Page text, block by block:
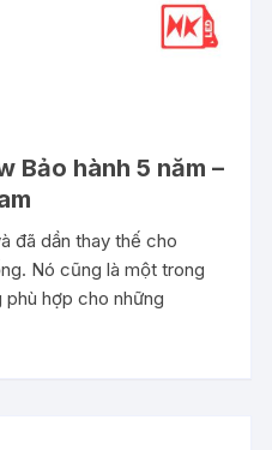
Bảo hành 5 năm –
đã dần thay thế cho
Nó cũng là một trong
phù hợp cho những